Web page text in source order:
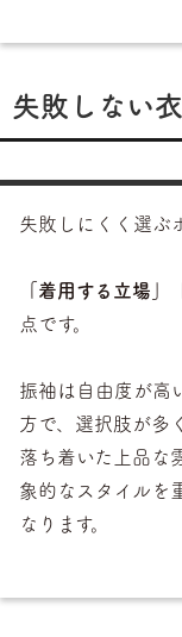
失敗しない
失敗しにくく選ぶ
「着用する立場」
点です。
振袖は自由度が高
方で、選択肢が多
落ち着いた上品な
象的なスタイルを
なります。